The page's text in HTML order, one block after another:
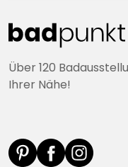
Über 120
Ihrer Nähe!